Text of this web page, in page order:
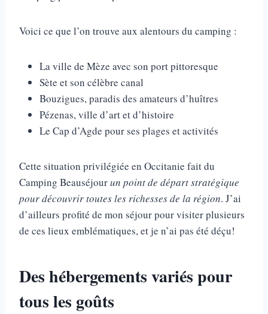
Voici ce que l’on trouve aux alentours du camping :
La ville de Mèze avec son port pittoresque
Sète et son célèbre canal
Bouzigues, paradis des amateurs d’huîtres
Pézenas, ville d’art et d’histoire
Le Cap d’Agde pour ses plages et activités
Cette situation privilégiée en Occitanie fait du
Camping Beauséjourun point de départ stratégique
pour découvrir toutes les richesses de la région. J’ai
d’ailleurs profité de mon séjour pour visiter plusieurs
de ces lieux emblématiques, et je n’ai pas été déçu!
Des hébergements variés pour
tous les goûts